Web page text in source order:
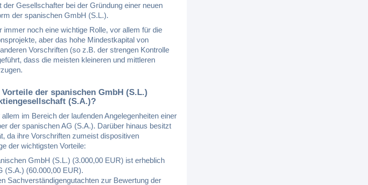
Gesellschafter bei der Gründung einer neuen
der spanischen GmbH (S.L.).
noch eine wichtige Rolle, vor allem für die
aber das hohe Mindestkapital von
Vorschriften (so z.B. der strengen Kontrolle
dass die meisten kleineren und mittleren
der spanischen GmbH (S.L.)
(S.A.)?
im Bereich der laufenden Angelegenheiten einer
der spanischen AG (S.A.). Darüber hinaus besitzt
da ihre Vorschriften zumeist dispositiven
der wichtigsten Vorteile:
GmbH (S.L.) (3.000,00 EUR) ist erheblich
(S.A.) (60.000,00 EUR).
Sachverständigengutachten zur Bewertung der